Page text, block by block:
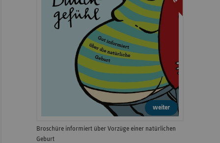
weiter
Broschüre informiert über Vorzüge einer natürlichen
Geburt